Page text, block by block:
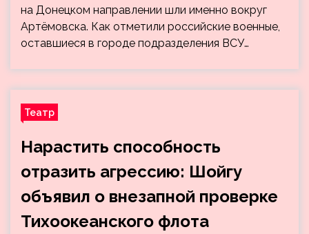
на Донецком направлении шли именно вокруг
Артёмовска. Как отметили российские военные,
оставшиеся в городе подразделения ВСУ…
Театр
Нарастить способность
отразить агрессию: Шойгу
объявил о внезапной проверке
Тихоокеанского флота